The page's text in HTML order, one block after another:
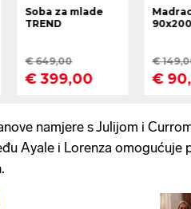
namjere s Julijom i
Ayale i Lorenza omogućuje